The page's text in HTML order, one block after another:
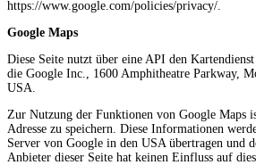
https://www.google.com/policies/privacy/.
Google Maps
Diese Seite nutzt über eine API den
die Google Inc., 1600 Amphitheatre Parkway,
USA.
Zur Nutzung der Funktionen von Google Maps
Adresse zu speichern. Diese Informationen
Server von Google in den USA übertragen und
Anbieter dieser Seite hat keinen Einfluss auf